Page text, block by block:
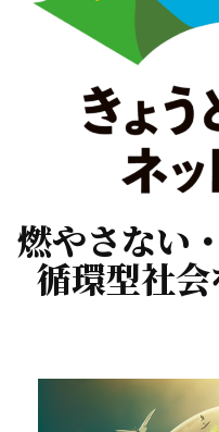
燃やさない
循環型社会